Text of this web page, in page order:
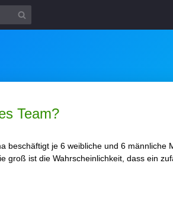
Team?
beschäftigt je 6 weibliche und 6 männliche
groß ist die Wahrscheinlichkeit, dass ein